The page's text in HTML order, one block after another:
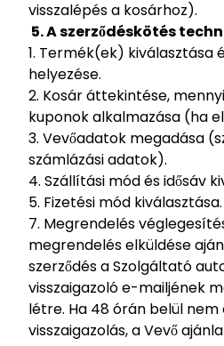
visszalépés a kosárhoz).
5. A szerződéskötés
1. Termék(ek) kiválasztása
helyezése.
2. Kosár áttekintése,
kuponok alkalmazása (ha
3. Vevőadatok megadása
számlázási adatok).
4. Szállítási mód és idősáv
5. Fizetési mód kiválasztása.
7. Megrendelés
megrendelés elküldése
szerződés a Szolgáltató
visszaigazoló e-mailjének
létre. Ha 48 órán belül nem
visszaigazolás, a Vevő